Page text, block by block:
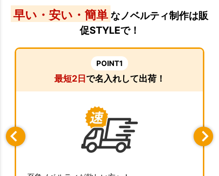
早い・安い・簡単 なノベルティ制作は販
促STYLEで！
POINT1
最短2日で名入れして出荷！